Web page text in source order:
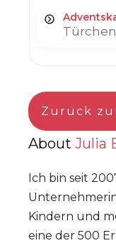
Zurück
About Julia
Ich bin seit
Kindern und
eine der 500